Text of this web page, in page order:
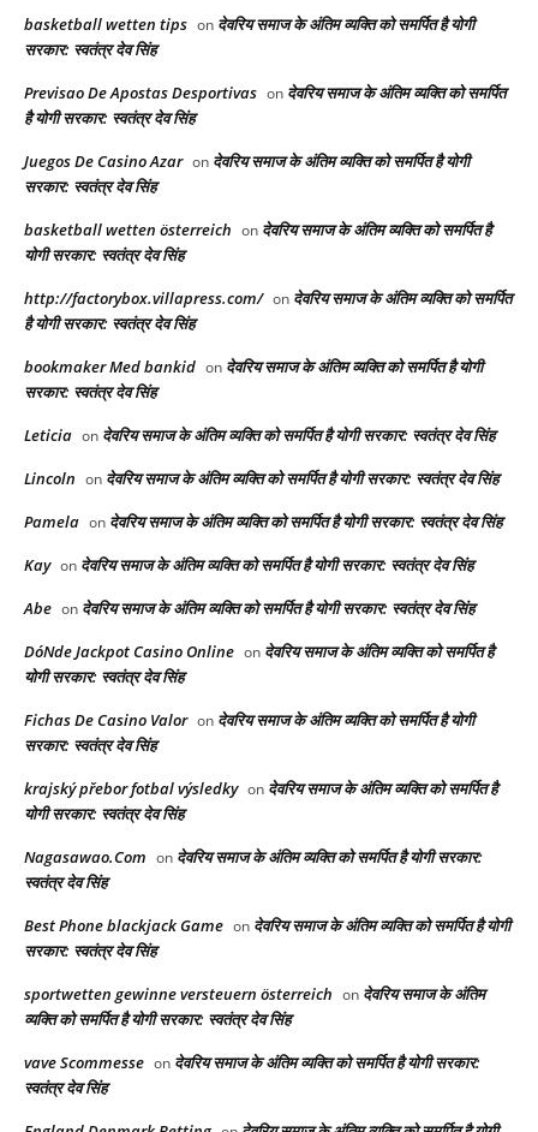
basketball wetten tips on देवरिय समाज के अंतिम व्यक्ति को समर्पित है योगी
सरकार: स्वतंत्र देव सिंह
Previsao De Apostas Desportivas on देवरिय समाज के अंतिम व्यक्ति को समर्पित
है योगी सरकार: स्वतंत्र देव सिंह
Juegos De Casino Azar on देवरिय समाज के अंतिम व्यक्ति को समर्पित है योगी
सरकार: स्वतंत्र देव सिंह
basketball wetten österreich on देवरिय समाज के अंतिम व्यक्ति को समर्पित है
योगी सरकार: स्वतंत्र देव सिंह
http://factorybox.villapress.com/ on देवरिय समाज के अंतिम व्यक्ति को समर्पित
है योगी सरकार: स्वतंत्र देव सिंह
bookmaker Med bankid on देवरिय समाज के अंतिम व्यक्ति को समर्पित है योगी
सरकार: स्वतंत्र देव सिंह
Leticia on देवरिय समाज के अंतिम व्यक्ति को समर्पित है योगी सरकार: स्वतंत्र देव सिंह
Lincoln on देवरिय समाज के अंतिम व्यक्ति को समर्पित है योगी सरकार: स्वतंत्र देव सिंह
Pamela on देवरिय समाज के अंतिम व्यक्ति को समर्पित है योगी सरकार: स्वतंत्र देव सिंह
Kay on देवरिय समाज के अंतिम व्यक्ति को समर्पित है योगी सरकार: स्वतंत्र देव सिंह
Abe on देवरिय समाज के अंतिम व्यक्ति को समर्पित है योगी सरकार: स्वतंत्र देव सिंह
DóNde Jackpot Casino Online on देवरिय समाज के अंतिम व्यक्ति को समर्पित है
योगी सरकार: स्वतंत्र देव सिंह
Fichas De Casino Valor on देवरिय समाज के अंतिम व्यक्ति को समर्पित है योगी
सरकार: स्वतंत्र देव सिंह
krajský přebor fotbal výsledky on देवरिय समाज के अंतिम व्यक्ति को समर्पित है
योगी सरकार: स्वतंत्र देव सिंह
Nagasawao.Com on देवरिय समाज के अंतिम व्यक्ति को समर्पित है योगी सरकार:
स्वतंत्र देव सिंह
Best Phone blackjack Game on देवरिय समाज के अंतिम व्यक्ति को समर्पित है योगी
सरकार: स्वतंत्र देव सिंह
sportwetten gewinne versteuern österreich on देवरिय समाज के अंतिम
व्यक्ति को समर्पित है योगी सरकार: स्वतंत्र देव सिंह
vave Scommesse on देवरिय समाज के अंतिम व्यक्ति को समर्पित है योगी सरकार:
स्वतंत्र देव सिंह